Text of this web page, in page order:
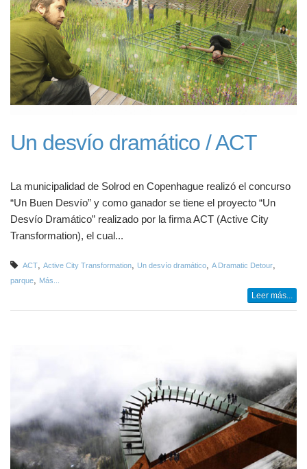
Un desvío dramático / ACT
La municipalidad de Solrod en Copenhague realizó el concurso
“Un Buen Desvío” y como ganador se tiene el proyecto “Un
Desvío Dramático” realizado por la firma ACT (Active City
Transformation), el cual...
ACT, Active City Transformation, Un desvío dramático, A Dramatic Detour,
parque, Más...
Leer más...